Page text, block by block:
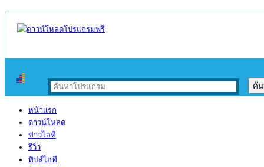
หน้าแรก
ดาวน์โหลด
ข่าวไอที
รีวิว
ทิปส์ไอที